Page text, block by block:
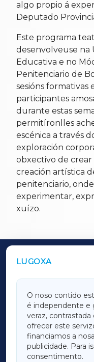
algo propio á
Deputado
Este programa
desenvolveuse na
Educativa e no
Penitenciario de
sesións formativas
participantes
durante estas
permitíronlles
escénica a través
exploración
obxectivo de
creación artística
penitenciario,
experimentar,
xuízo.
LUGOXA
O noso contido
é independente e
veraz, contrastada
ofrecer este
financiamos a
publicidade. Para
consentimento.
OUTROS